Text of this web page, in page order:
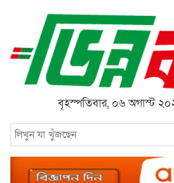
বৃহস্পতিবার, ০৬ অগাস্ট